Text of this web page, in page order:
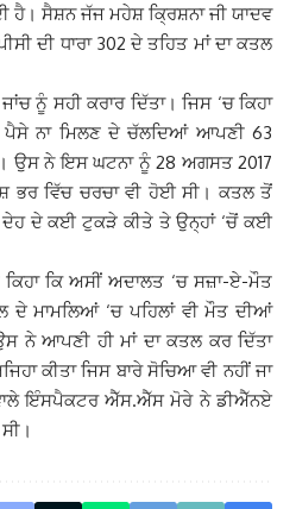
ਹੈ। ਸੈਸ਼ਨ ਜੱਜ ਮਹੇਸ਼ ਕ੍ਰਿਸ਼ਨਾ ਜੀ ਯਾਦਵ
ਦੀ ਧਾਰਾ 302 ਦੇ ਤਹਿਤ ਮਾਂ ਦਾ ਕਤਲ
ਨੂੰ ਸਹੀ ਕਰਾਰ ਦਿੱਤਾ। ਜਿਸ ‘ਚ ਕਿਹਾ
ਨਾ ਮਿਲਣ ਦੇ ਚੱਲਦਿਆਂ ਆਪਣੀ 63
ਉਸ ਨੇ ਇਸ ਘਟਨਾ ਨੂੰ 28 ਅਗਸਤ 2017
ਭਰ ਵਿੱਚ ਚਰਚਾ ਵੀ ਹੋਈ ਸੀ। ਕਤਲ ਤੋਂ
ਦੇਹ ਦੇ ਕਈ ਟੁਕੜੇ ਕੀਤੇ ਤੇ ਉਨ੍ਹਾਂ ‘ਚੋਂ ਕਈ
ਕਿ ਅਸੀਂ ਅਦਾਲਤ ‘ਚ ਸਜ਼ਾ-ਏ-ਮੌਤ
ਦੇ ਮਾਮਲਿਆਂ ‘ਚ ਪਹਿਲਾਂ ਵੀ ਮੌਤ ਦੀਆਂ
ਨੇ ਆਪਣੀ ਹੀ ਮਾਂ ਦਾ ਕਤਲ ਕਰ ਦਿੱਤਾ
ਕੀਤਾ ਜਿਸ ਬਾਰੇ ਸੋਚਿਆ ਵੀ ਨਹੀਂ ਜਾ
ਇੰਸਪੈਕਟਰ ਐੱਸ.ਐੱਸ ਮੋਰੇ ਨੇ ਡੀਐੱਨਏ